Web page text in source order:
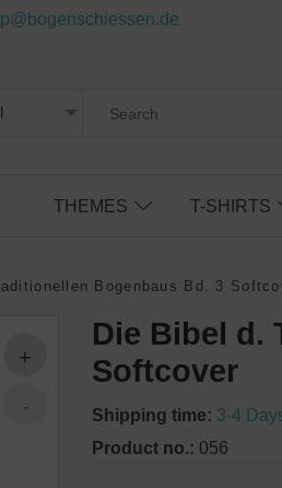
THEMES T-SHIRTS
Bogenbaus Bd. 3
Die Bibel d.
Softcover
Shipping time: 3-4
Product no.: 056